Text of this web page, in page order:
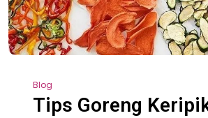
Blog
Tips Goreng